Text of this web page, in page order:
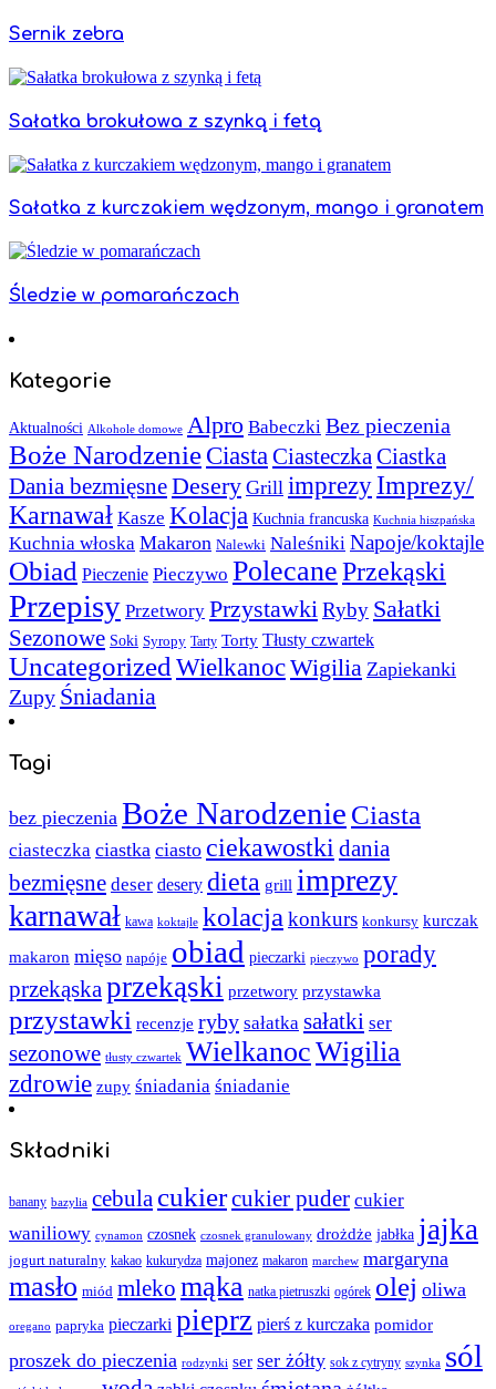
Sernik zebra
Sałatka brokułowa z szynką i fetą
Sałatka z kurczakiem wędzonym, mango i granatem
Śledzie w pomarańczach
Kategorie
Aktualności Alkohole domowe Alpro Babeczki Bez pieczenia
Boże NarodzenieCiastaCiasteczkaCiastka
Dania bezmięsneDesery Grill imprezy Imprezy/
Karnawał Kasze Kolacja Kuchnia francuska Kuchnia hiszpańska
Kuchnia włoska Makaron Nalewki Naleśniki Napoje/koktajle
Obiad Pieczenie Pieczywo PolecanePrzekąski
Przepisy Przetwory PrzystawkiRyby Sałatki
Sezonowe Soki Syropy Tarty Torty Tłusty czwartek
Uncategorized WielkanocWigilia Zapiekanki
Zupy Śniadania
Tagi
bez pieczenia Boże Narodzenie Ciasta
ciasteczka ciastka ciasto ciekawostki dania
bezmięsne deser desery dieta grill imprezy
karnawał kawa koktajle kolacja konkurs konkursy kurczak
makaron mięso napóje obiad pieczarki pieczywo porady
przekąskaprzekąski przetwory przystawka
przystawki recenzje ryby sałatka sałatki ser
sezonowe tłusty czwartek WielkanocWigilia
zdrowie zupy śniadania śniadanie
Składniki
banany bazylia cebula cukiercukier puder cukier
waniliowy cynamon czosnek czosnek granulowany drożdże jabłka jajka
jogurt naturalny kakao kukurydza majonez makaron marchew margaryna
masło miód mleko mąka natka pietruszki ogórek olej oliwa
oregano papryka pieczarki pieprz pierś z kurczaka pomidor
proszek do pieczenia rodzynki ser ser żółty sok z cytryny szynka sól